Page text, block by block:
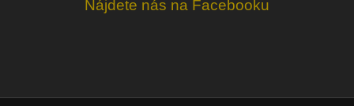
Nájdete nás na Facebooku